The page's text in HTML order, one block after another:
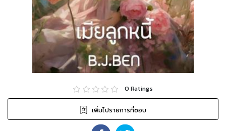
0 Ratings
เพิ่มไปรายการที่ชอบ